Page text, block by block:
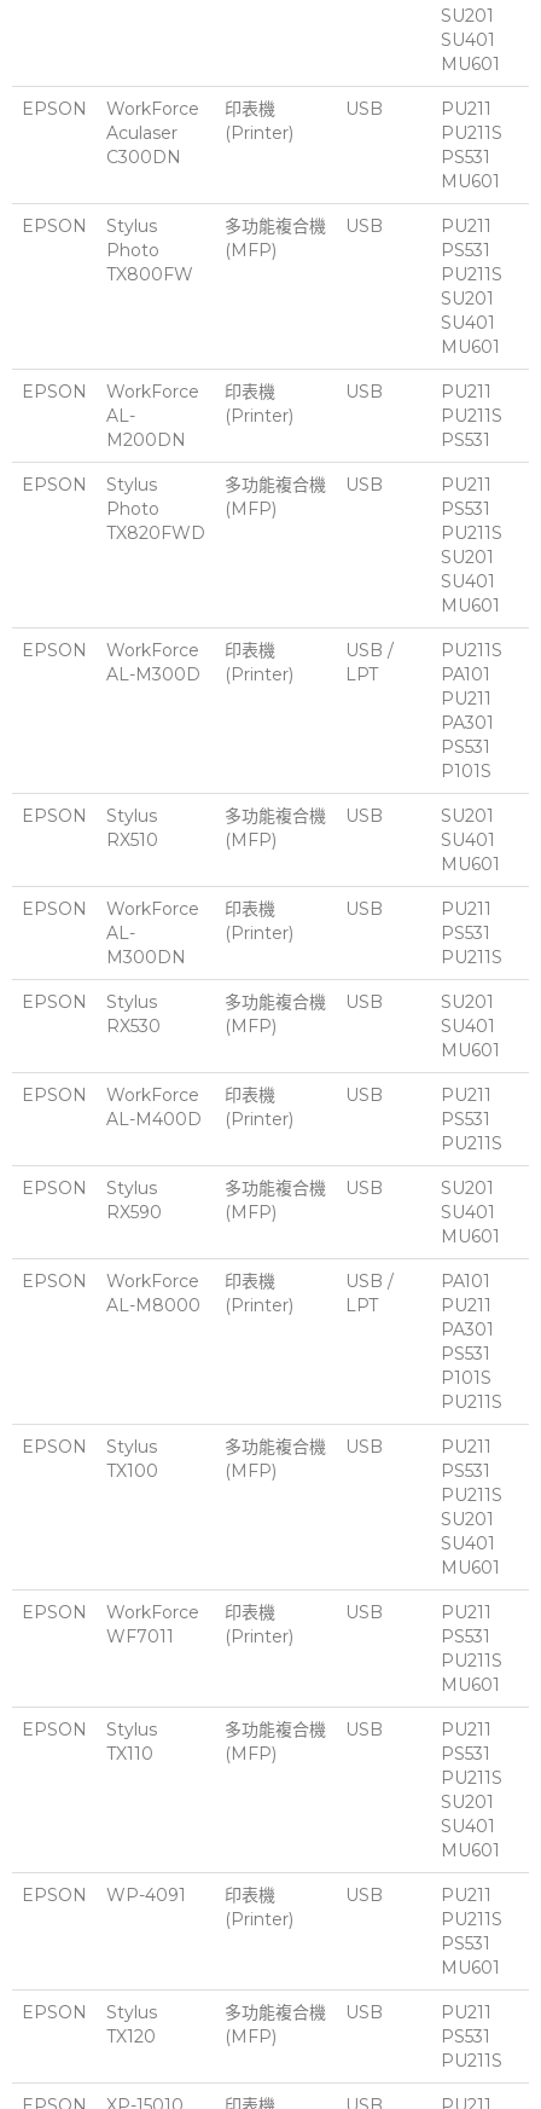
SU201
SU401
MU601
EPSON
WorkForce
Aculaser
C300DN
印表機
(Printer)
USB
PU211
PU211S
PS531
MU601
EPSON
Stylus
Photo
TX800FW
多功能複合機
(MFP)
USB
PU211
PS531
PU211S
SU201
SU401
MU601
EPSON
WorkForce
AL-
M200DN
印表機
(Printer)
USB
PU211
PU211S
PS531
EPSON
Stylus
Photo
TX820FWD
多功能複合機
(MFP)
USB
PU211
PS531
PU211S
SU201
SU401
MU601
EPSON
WorkForce
AL-M300D
印表機
(Printer)
USB /
LPT
PU211S
PA101
PU211
PA301
PS531
P101S
EPSON
Stylus
RX510
多功能複合機
(MFP)
USB
SU201
SU401
MU601
EPSON
WorkForce
AL-
M300DN
印表機
(Printer)
USB
PU211
PS531
PU211S
EPSON
Stylus
RX530
多功能複合機
(MFP)
USB
SU201
SU401
MU601
EPSON
WorkForce
AL-M400D
印表機
(Printer)
USB
PU211
PS531
PU211S
EPSON
Stylus
RX590
多功能複合機
(MFP)
USB
SU201
SU401
MU601
EPSON
WorkForce
AL-M8000
印表機
(Printer)
USB /
LPT
PA101
PU211
PA301
PS531
P101S
PU211S
EPSON
Stylus
TX100
多功能複合機
(MFP)
USB
PU211
PS531
PU211S
SU201
SU401
MU601
EPSON
WorkForce
WF7011
印表機
(Printer)
USB
PU211
PS531
PU211S
MU601
EPSON
Stylus
TX110
多功能複合機
(MFP)
USB
PU211
PS531
PU211S
SU201
SU401
MU601
EPSON WP-4091
印表機
(Printer)
USB
PU211
PU211S
PS531
MU601
EPSON
Stylus
TX120
多功能複合機
(MFP)
USB
PU211
PS531
PU211S